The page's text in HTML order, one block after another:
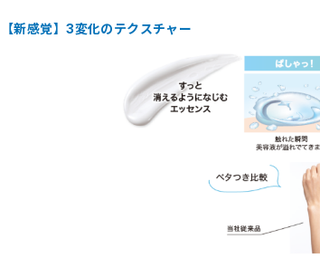
【新感覚】3変化のテクスチャー